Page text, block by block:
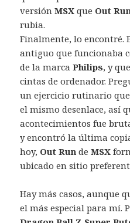
versiónMSX que Out
rubia.
Finalmente, lo encontré.
antiguo que funcionaba
de la marcaPhilips, y
cintas de ordenador.
un ejercicio rutinario
el mismo desenlace, así
acontecimientos fue
y encontró la última
hoy, Out Run deMSX
ubicado en sitio
Hay más casos, aunque
el más especial para mí.